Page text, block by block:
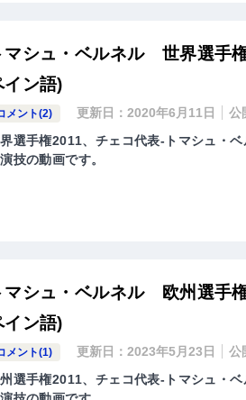
マシュ・ベルネル 世界選
イン語)
メント(2) 更新日：2020年6月11日 公
選手権2011、チェコ代表-トマシュ・
技の動画です。
マシュ・ベルネル 欧州選
イン語)
メント(1) 更新日：2023年5月23日 公
選手権2011、チェコ代表-トマシュ・